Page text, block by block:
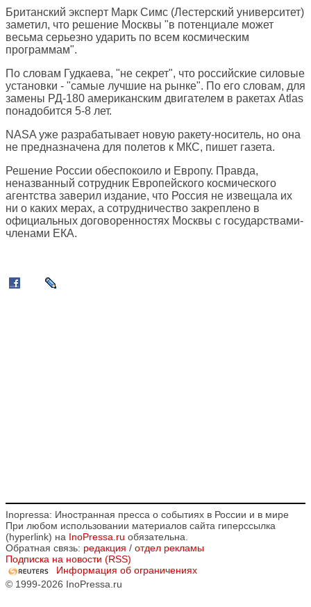
Британский эксперт Марк Симс (Лестерский университет)
заметил, что решение Москвы "в потенциале может
весьма серьезно ударить по всем космическим
программам".
По словам Гудкаева, "не секрет", что российские силовые
установки - "самые лучшие на рынке". По его словам, для
замены РД-180 американским двигателем в ракетах Atlas
понадобится 5-8 лет.
NASA уже разрабатывает новую ракету-носитель, но она
не предназначена для полетов к МКС, пишет газета.
Решение России обеспокоило и Европу. Правда,
неназванный сотрудник Европейского космического
агентства заверил издание, что Россия не извещала их
ни о каких мерах, а сотрудничество закреплено в
официальных договоренностях Москвы с государствами-
членами ЕКА.
Inopressa: Иностранная пресса о событиях в России и в мире
При любом использовании материалов сайта гиперссылка
(hyperlink) на InoPressa.ru обязательна.
Обратная связь: редакция / отдел рекламы
Подписка на новости (RSS)
Информация об ограничениях
© 1999-2026 InoPressa.ru